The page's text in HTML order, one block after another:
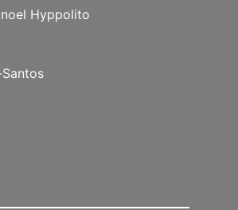
Hyppolito